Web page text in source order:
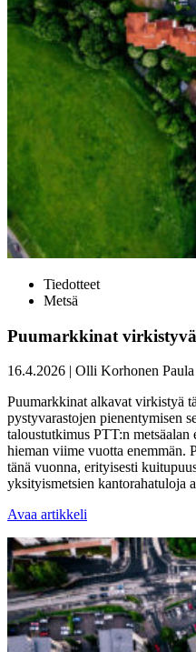
Tiedotteet
Metsä
Puumarkkinat
16.4.2026 | Olli Korhonen
Puumarkkinat alkavat virkistyä
pystyvarastojen pienentymisen
taloustutkimus PTT:n
hieman viime vuotta enemmän.
tänä vuonna, erityisesti
yksityismetsien kantorahatuloja
Avaa artikkeli